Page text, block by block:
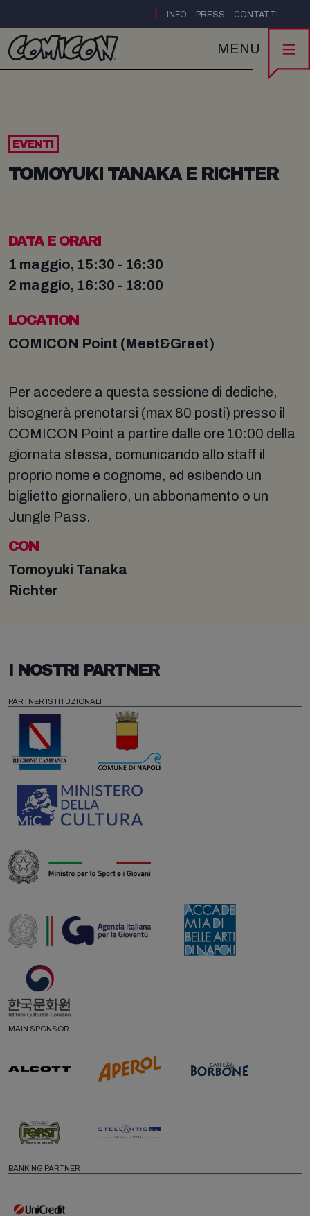
INFO PRESS CONTATTI
MENU
EVENTI
TOMOYUKI TANAKA E RICHTER
DATA E ORARI
1 maggio, 15:30 - 16:30
2 maggio, 16:30 - 18:00
LOCATION
COMICON Point (Meet&Greet)
Per accedere a questa sessione di dediche,
bisognerà prenotarsi (max 80 posti) presso il
COMICON Point a partire dalle ore 10:00 della
giornata stessa, comunicando allo staff il
proprio nome e cognome, ed esibendo un
biglietto giornaliero, un abbonamento o un
Jungle Pass.
CON
Tomoyuki Tanaka
Richter
I NOSTRI PARTNER
PARTNER ISTITUZIONALI
MAIN SPONSOR
BANKING PARTNER